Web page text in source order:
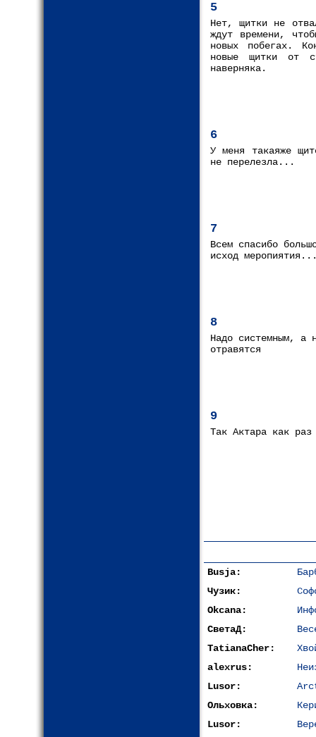
5
Нет, щитки не
ждут времени,
новых побегах.
новые щитки от
наверняка.
6
У меня такаяже
не перелезла...
7
Всем спасибо
исход
8
Надо системным, а
отравятся
9
Так Актара как
Busja:
Чузик:
Okcana:
СветаД:
TatianaCher:
alexrus:
Lusor:
Ольховка:
Lusor: